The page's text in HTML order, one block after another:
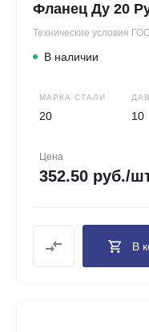
Фланец Ду 20
Технические условия
В наличии
МАРКА СТАЛИ
20 10
Цена
352.50 руб./
В